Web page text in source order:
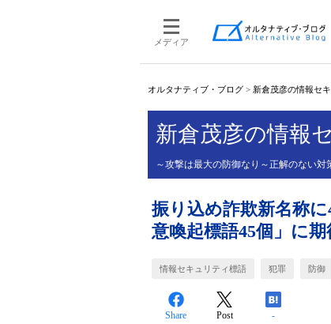
メディア
オルタナティブ・ブログ > 新倉茂彦の情報セ
新倉茂彦の情報
～攻撃は最大の防御なり～正解のない対
振り込め詐欺新名称
意喚起標語45個」に期
情報セキュリティ標語 犯罪 防御
Share Post -